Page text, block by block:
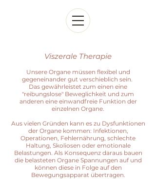
Viszerale Therapie
Unsere Organe müssen flexibel und
gegeneinander gut verschieblich sein.
Das gewährleistet zum einen eine
"reibungslose" Beweglichkeit und zum
anderen eine einwandfreie Funktion der
einzelnen Organe.
Aus vielen Gründen kann es zu Dysfunktionen
der Organe kommen: Infektionen,
Operationen, Fehlernährung, schlechte
Haltung, Skoliosen oder emotionale
Belastungen. Als Konsequenz daraus bauen
die belasteten Organe Spannungen auf und
können diese in Folge auf den
Bewegungsapparat übertragen.